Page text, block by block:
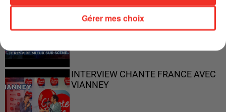
"JE RESPIRE MIEUX SUR SCÈNE" -
CALOGERO
INTERVIEW CHANTE FRANCE AVEC
VIANNEY
Gérer mes choix